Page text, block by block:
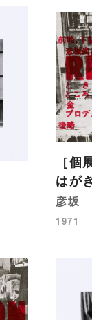
［
はが
彦坂
1971